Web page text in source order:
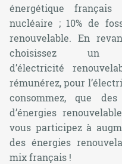
énergétique
nucléaire ; 10% de
renouvelable. En
choisissez un
d’électricité
rémunérez, pour
consommez, que
d’énergies
vous participez à
des énergies
mix français !